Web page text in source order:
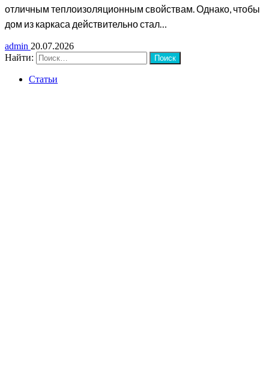
отличным теплоизоляционным свойствам. Однако, чтобы
дом из каркаса действительно стал…
admin 20.07.2026
Найти:
Статьи